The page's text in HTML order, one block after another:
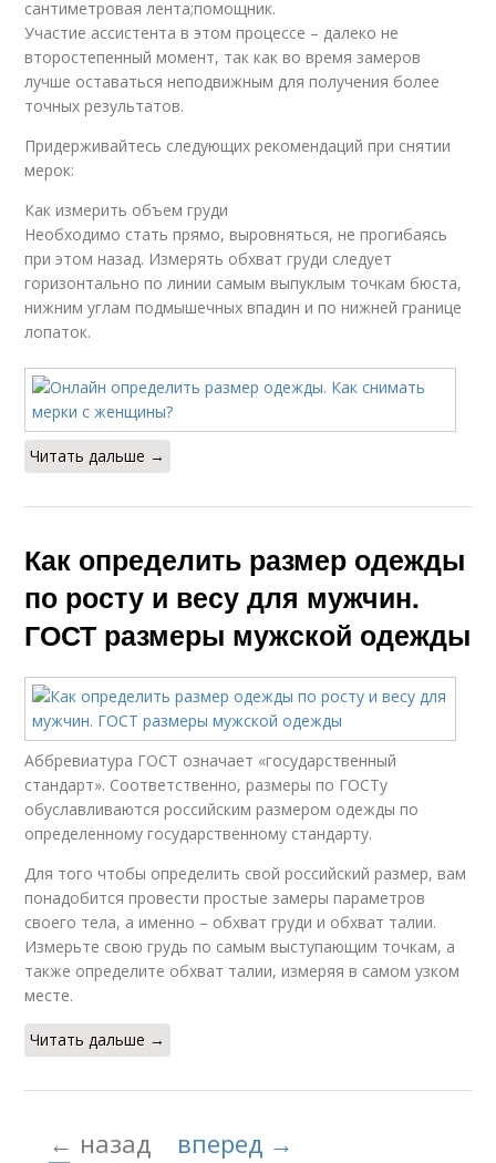
сантиметровая лента;помощник.
Участие ассистента в этом процессе – далеко не
второстепенный момент, так как во время замеров
лучше оставаться неподвижным для получения более
точных результатов.
Придерживайтесь следующих рекомендаций при снятии
мерок:
Как измерить объем груди
Необходимо стать прямо, выровняться, не прогибаясь
при этом назад. Измерять обхват груди следует
горизонтально по линии самым выпуклым точкам бюста,
нижним углам подмышечных впадин и по нижней границе
лопаток.
Читать дальше →
Как определить размер одежды
по росту и весу для мужчин.
ГОСТ размеры мужской одежды
Аббревиатура ГОСТ означает «государственный
стандарт». Соответственно, размеры по ГОСТу
обуславливаются российским размером одежды по
определенному государственному стандарту.
Для того чтобы определить свой российский размер, вам
понадобится провести простые замеры параметров
своего тела, а именно – обхват груди и обхват талии.
Измерьте свою грудь по самым выступающим точкам, а
также определите обхват талии, измеряя в самом узком
месте.
Читать дальше →
← назад вперед →